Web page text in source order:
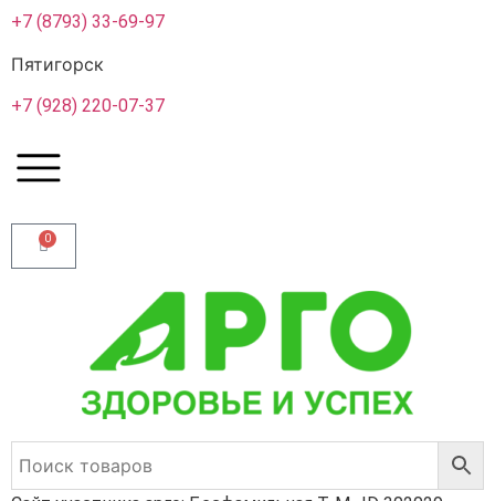
+7 (8793) 33-69-97
Пятигорск
+7 (928) 220-07-37
0